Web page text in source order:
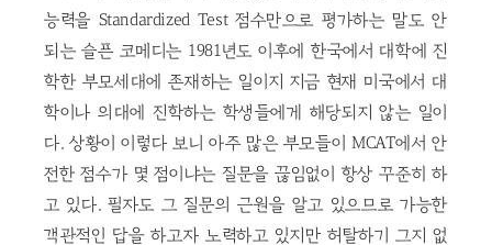
능력을 Standardized Test 점수만으로 평가하는 말도 안
되는 슬픈 코메디는 1981년도 이후에 한국에서 대학에 진
학한 부모세대에 존재하는 일이지 지금 현재 미국에서 대
학이나 의대에 진학하는 학생들에게 해당되지 않는 일이
다. 상황이 이렇다 보니 아주 많은 부모들이 MCAT에서 안
전한 점수가 몇 점이냐는 질문을 끊임없이 항상 꾸준히 하
고 있다. 필자도 그 질문의 근원을 알고 있으므로 가능한
객관적인 답을 하고자 노력하고 있지만 허탈하기 그지 없